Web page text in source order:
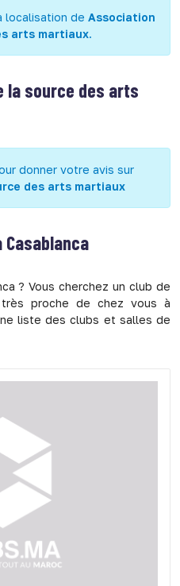
localisation de Association
arts martiaux.
la source des arts
donner votre avis sur
des arts martiaux
Casablanca
? Vous cherchez un club de
proche de chez vous à
liste des clubs et salles de